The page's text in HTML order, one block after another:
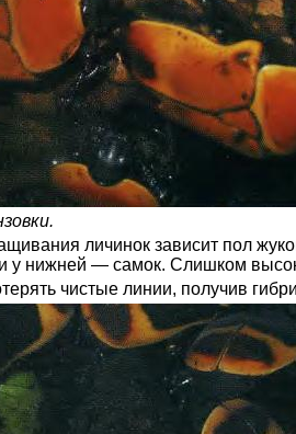
личинок зависит пол
нижней — самок. Слишком
чистые линии, получив